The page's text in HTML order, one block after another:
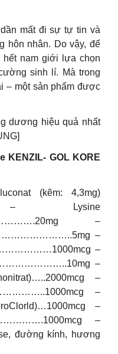
mất đi sự tự tin và
hôn nhân. Do vậy, để
hết nam giới lựa chọn
sinh lí. Mà trong
– một sản phẩm được
dương hiệu quả nhất
GOL KORE
(kẽm: 4,3mg)
– Lysine
–
–
–
–
–
–
–
–
đường kính, hương